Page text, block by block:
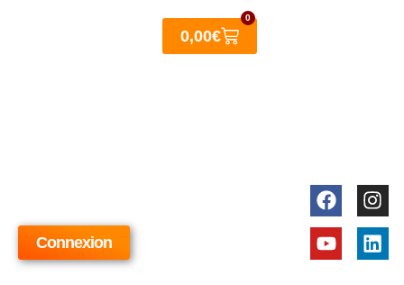
Connexion
0,00€
0
Panier
Youtube